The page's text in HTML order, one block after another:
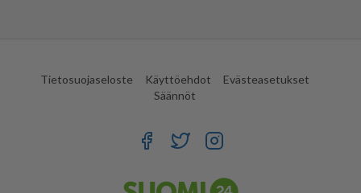
Tietosuojaseloste Käyttöehdot
Evästeasetukset
Säännöt